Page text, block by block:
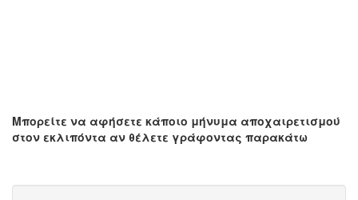
Μπορείτε να αφήσετε κάποιο μήνυμα αποχαιρετισμού
στον εκλιπόντα αν θέλετε γράφοντας παρακάτω